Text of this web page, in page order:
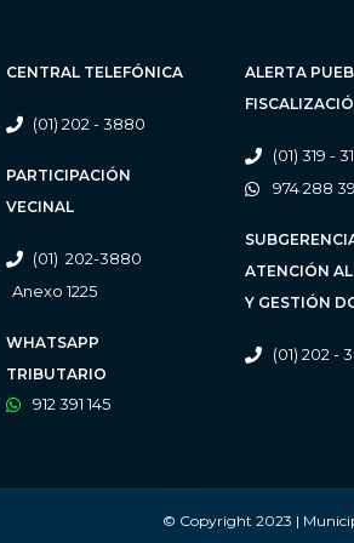
CENTRAL TELEFÓNICA
(01) 202 - 3880
PARTICIPACIÓN
VECINAL
(01) 202-3880
Anexo 1225
WHATSAPP
TRIBUTARIO
912 391 145
ALERTA
(01) 319 -
974 288
ATENCIÓN
Y GESTIÓN
(01) 202 -
© Copyright 2023 |